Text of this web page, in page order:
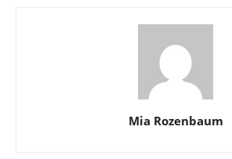
Mia Rozenbaum